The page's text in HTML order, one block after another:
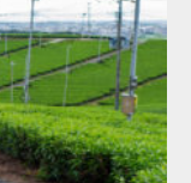
TOSHI(大胸筋) 肩
捨